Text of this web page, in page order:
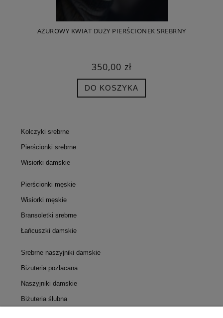
AŻUROWY KWIAT DUŻY PIERŚCIONEK SREBRNY
350,00 zł
DO KOSZYKA
Kolczyki srebrne
Pierścionki srebrne
Wisiorki damskie
Pierścionki męskie
Wisiorki męskie
Bransoletki srebrne
Łańcuszki damskie
Srebrne naszyjniki damskie
Biżuteria pozłacana
Naszyjniki damskie
Biżuteria ślubna